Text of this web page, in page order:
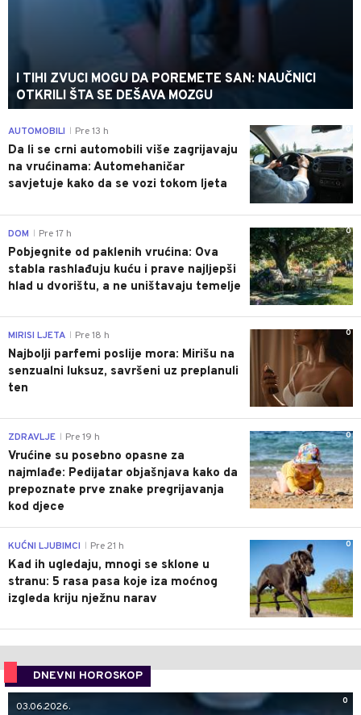
I TIHI ZVUCI MOGU DA POREMETE SAN: NAUČNICI
OTKRILI ŠTA SE DEŠAVA MOZGU
0
AUTOMOBILI Pre 13 h
Da li se crni automobili više zagrijavaju
na vrućinama: Automehaničar
savjetuje kako da se vozi tokom ljeta
0
DOM Pre 17 h
Pobjegnite od paklenih vrućina: Ova
stabla rashlađuju kuću i prave najljepši
hlad u dvorištu, a ne uništavaju temelje
0
MIRISI LJETA Pre 18 h
Najbolji parfemi poslije mora: Mirišu na
senzualni luksuz, savršeni uz preplanuli
ten
0
ZDRAVLJE Pre 19 h
Vrućine su posebno opasne za
najmlađe: Pedijatar objašnjava kako da
prepoznate prve znake pregrijavanja
kod djece
0
KUĆNI LJUBIMCI Pre 21 h
Kad ih ugledaju, mnogi se sklone u
stranu: 5 rasa pasa koje iza moćnog
izgleda kriju nježnu narav
DNEVNI HOROSKOP
0
03.06.2026.